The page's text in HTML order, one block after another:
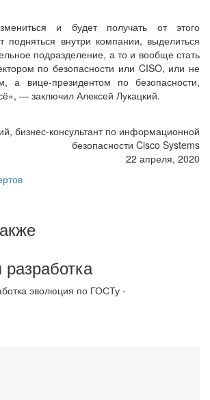
и будет получать от этого
подняться внутри компании, выделиться
подразделение, а то и вообще стать
по безопасности или CISO, или не
а вице-президентом по безопасности,
— заключил Алексей Лукацкий.
бизнес-консультант по информационной
безопасности Cisco Systems
22 апреля, 2020
эволюция по ГОСТу -